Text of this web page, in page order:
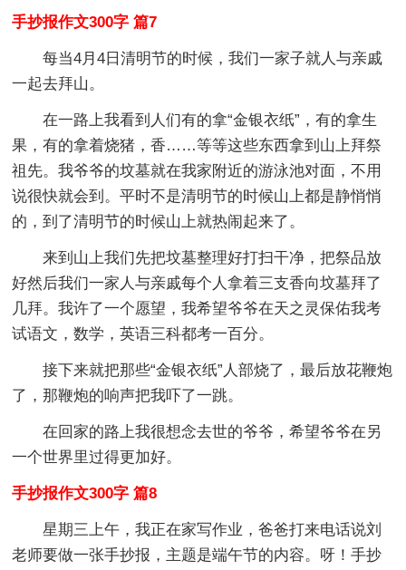
手抄报作文300字 篇7
每当4月4日清明节的时候，我们一家子就人与亲戚
一起去拜山。
在一路上我看到人们有的拿“金银衣纸”，有的拿生
果，有的拿着烧猪，香……等等这些东西拿到山上拜祭
祖先。我爷爷的坟墓就在我家附近的游泳池对面，不用
说很快就会到。平时不是清明节的时候山上都是静悄悄
的，到了清明节的时候山上就热闹起来了。
来到山上我们先把坟墓整理好打扫干净，把祭品放
好然后我们一家人与亲戚每个人拿着三支香向坟墓拜了
几拜。我许了一个愿望，我希望爷爷在天之灵保佑我考
试语文，数学，英语三科都考一百分。
接下来就把那些“金银衣纸”人部烧了，最后放花鞭炮
了，那鞭炮的响声把我吓了一跳。
在回家的路上我很想念去世的爷爷，希望爷爷在另
一个世界里过得更加好。
手抄报作文300字 篇8
星期三上午，我正在家写作业，爸爸打来电话说刘
老师要做一张手抄报，主题是端午节的内容。呀！手抄